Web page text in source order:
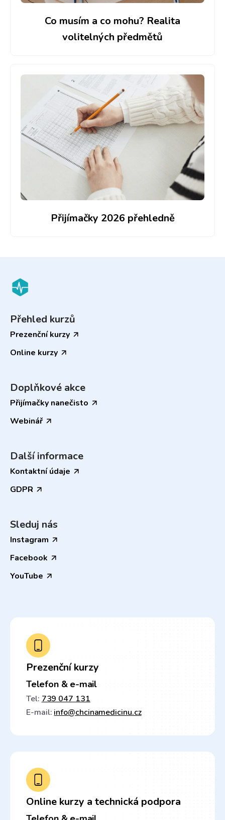
Co musím a co mohu? Realita
volitelných předmětů
Přijímačky 2026 přehledně
Přehled kurzů
Prezenční kurzy
Online kurzy
Doplňkové akce
Přijímačky nanečisto
Webinář
Další informace
Kontaktní údaje
GDPR
Sleduj nás
Instagram
Facebook
YouTube
Prezenční kurzy
Telefon & e-mail
Tel: 739 047 131
E-mail: info@chcinamedicinu.cz
Online kurzy a technická podpora